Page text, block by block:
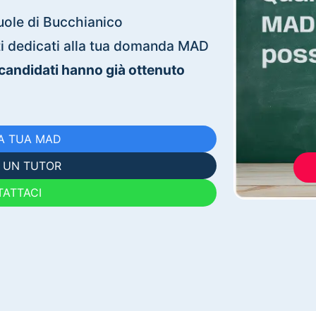
di Bucchianico
alla tua domanda MAD
hanno già ottenuto
TUA MAD
TUTOR